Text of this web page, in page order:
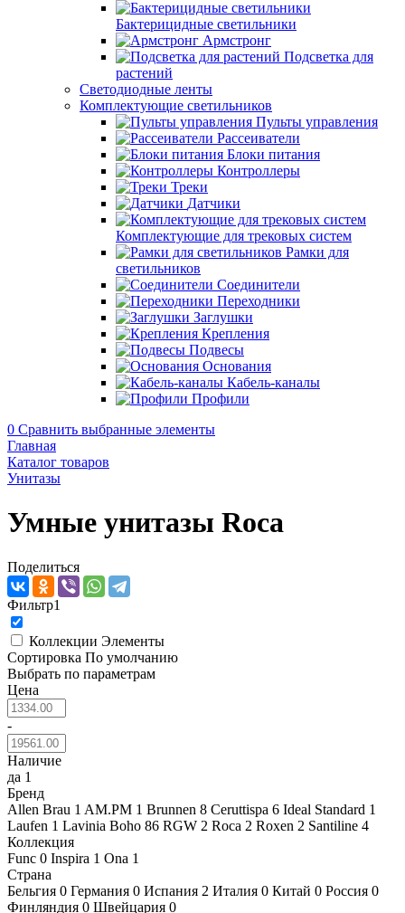
Бактерицидные светильники
Армстронг
Подсветка для
растений
Светодиодные ленты
Комплектующие светильников
Пульты управления
Рассеиватели
Блоки питания
Контроллеры
Треки
Датчики
Комплектующие для трековых систем
Рамки для
светильников
Соединители
Переходники
Заглушки
Крепления
Подвесы
Основания
Кабель-каналы
Профили
0 Сравнить выбранные элементы
Главная
Каталог товаров
Унитазы
Умные унитазы Roca
Поделиться
Фильтр1
Коллекции Элементы
Сортировка По умолчанию
Выбрать по параметрам
Цена
-
Наличие
да 1
Бренд
Allen Brau 1 AM.PM 1 Brunnen 8 Ceruttispa 6 Ideal Standard 1
Laufen 1 Lavinia Boho 86 RGW 2 Roca 2 Roxen 2 Santiline 4
Коллекция
Func 0 Inspira 1 Ona 1
Страна
Бельгия 0 Германия 0 Испания 2 Италия 0 Китай 0 Россия 0
Финляндия 0 Швейцария 0